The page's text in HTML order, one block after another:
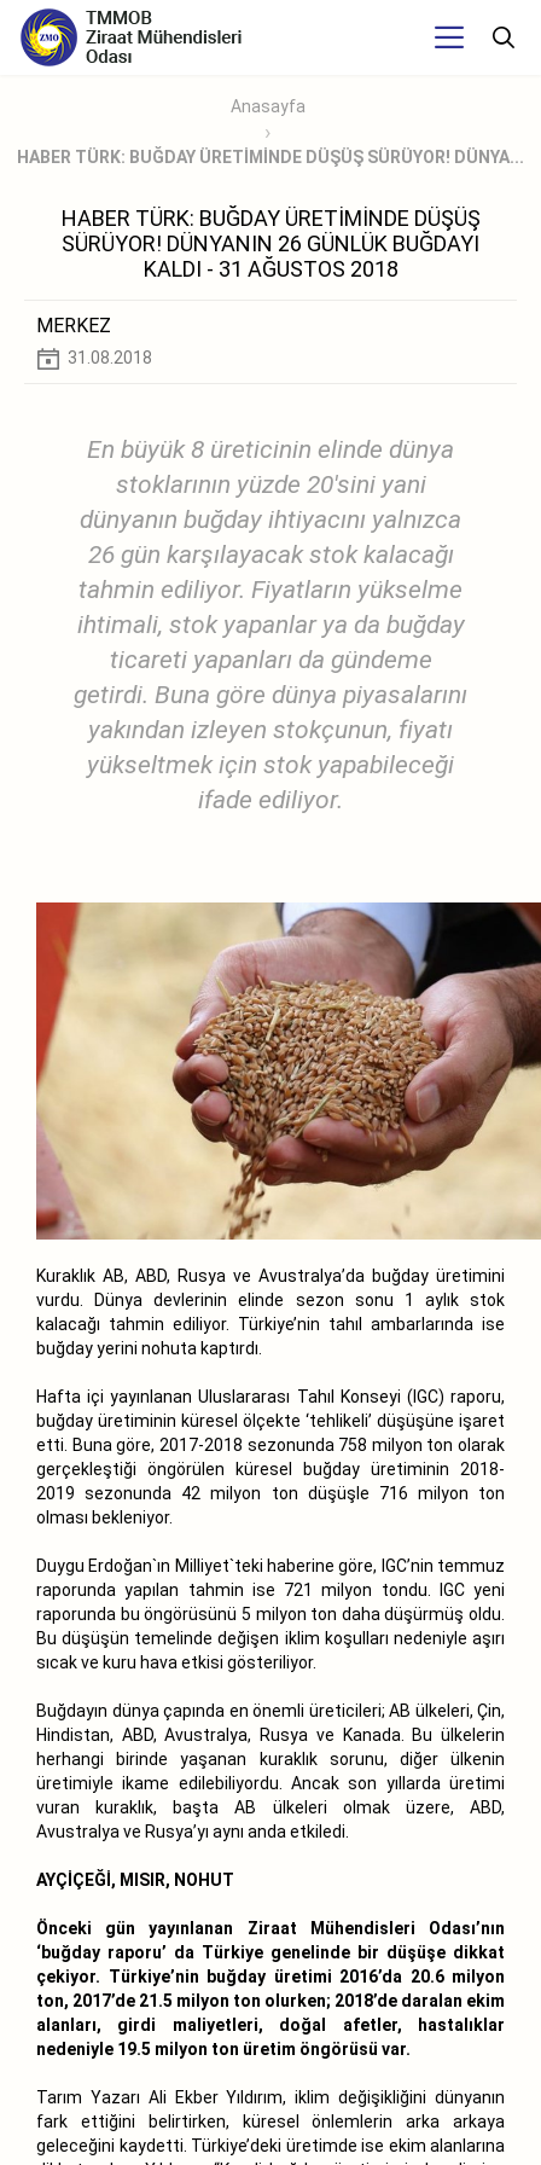
Anasayfa
HABER TÜRK: BUĞDAY ÜRETİMİNDE DÜŞÜŞ SÜRÜYOR! DÜNYA...
HABER TÜRK: BUĞDAY ÜRETİMİNDE DÜŞÜŞ
SÜRÜYOR! DÜNYANIN 26 GÜNLÜK BUĞDAYI
KALDI - 31 AĞUSTOS 2018
MERKEZ
31.08.2018
En büyük 8 üreticinin elinde dünya
stoklarının yüzde 20'sini yani
dünyanın buğday ihtiyacını yalnızca
26 gün karşılayacak stok kalacağı
tahmin ediliyor. Fiyatların yükselme
ihtimali, stok yapanlar ya da buğday
ticareti yapanları da gündeme
getirdi. Buna göre dünya piyasalarını
yakından izleyen stokçunun, fiyatı
yükseltmek için stok yapabileceği
ifade ediliyor.
Kuraklık AB, ABD, Rusya ve Avustralya’da buğday üretimini
vurdu. Dünya devlerinin elinde sezon sonu 1 aylık stok
kalacağı tahmin ediliyor. Türkiye’nin tahıl ambarlarında ise
buğday yerini nohuta kaptırdı.
Hafta içi yayınlanan Uluslararası Tahıl Konseyi (IGC) raporu,
buğday üretiminin küresel ölçekte ‘tehlikeli’ düşüşüne işaret
etti. Buna göre, 2017-2018 sezonunda 758 milyon ton olarak
gerçekleştiği öngörülen küresel buğday üretiminin 2018-
2019 sezonunda 42 milyon ton düşüşle 716 milyon ton
olması bekleniyor.
Duygu Erdoğan`ın Milliyet`teki haberine göre, IGC’nin temmuz
raporunda yapılan tahmin ise 721 milyon tondu. IGC yeni
raporunda bu öngörüsünü 5 milyon ton daha düşürmüş oldu.
Bu düşüşün temelinde değişen iklim koşulları nedeniyle aşırı
sıcak ve kuru hava etkisi gösteriliyor.
Buğdayın dünya çapında en önemli üreticileri; AB ülkeleri, Çin,
Hindistan, ABD, Avustralya, Rusya ve Kanada. Bu ülkelerin
herhangi birinde yaşanan kuraklık sorunu, diğer ülkenin
üretimiyle ikame edilebiliyordu. Ancak son yıllarda üretimi
vuran kuraklık, başta AB ülkeleri olmak üzere, ABD,
Avustralya ve Rusya’yı aynı anda etkiledi.
AYÇİÇEĞİ, MISIR, NOHUT
Önceki gün yayınlanan Ziraat Mühendisleri Odası’nın
‘buğday raporu’ da Türkiye genelinde bir düşüşe dikkat
çekiyor. Türkiye’nin buğday üretimi 2016’da 20.6 milyon
ton, 2017’de 21.5 milyon ton olurken; 2018’de daralan ekim
alanları, girdi maliyetleri, doğal afetler, hastalıklar
nedeniyle 19.5 milyon ton üretim öngörüsü var.
Tarım Yazarı Ali Ekber Yıldırım, iklim değişikliğini dünyanın
fark ettiğini belirtirken, küresel önlemlerin arka arkaya
geleceğini kaydetti. Türkiye’deki üretimde ise ekim alanlarına